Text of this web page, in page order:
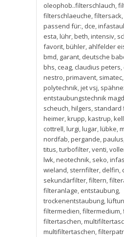
oleophob..filterschlauch,
filterschlaeuche,filtersack,
passend für:, dce,
esta,lühr,beth,intensiv,
favorit,bühler, ahlfelder
bmd, garant, deutsche
bhs, ceag, claudius peters,
nestro,primavent, simatec,
polytechnik,jet vsj,
entstaubungstechnik
scheuch,hilgers, standard
heimer,krupp,kastrup,
cottrell,lurgi,lugar,lübke,
nordfab,pergande,paulus
titus,turbofilter,venti,
lwk,neotechnik, seko,
wieland, sternfilter, delfin,
sekundärfilter,filtern,
filteranlage, entstaubung,
trockenentstaubung,
filtermedien,filtermedium,
filtertaschen,
multifiltertaschen,